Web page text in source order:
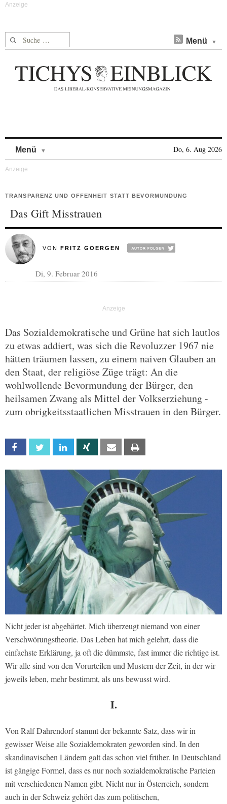
Suche nach: Menü
Menü Do, 6. Aug 2026
TRANSPARENZ UND OFFENHEIT STATT BEVORMUNDUNG
Das Gift Misstrauen
VON FRITZ GOERGEN
Di, 9. Februar 2016
Das Sozialdemokratische und Grüne hat sich lautlos
zu etwas addiert, was sich die Revoluzzer 1967 nie
hätten träumen lassen, zu einem naiven Glauben an
den Staat, der religiöse Züge trägt: An die
wohlwollende Bevormundung der Bürger, den
heilsamen Zwang als Mittel der Volkserziehung -
zum obrigkeitsstaatlichen Misstrauen in den Bürger.
Facebook Twitter Linkedin Xing Email
Nicht jeder ist abgehärtet. Mich überzeugt niemand von einer
Verschwörungstheorie. Das Leben hat mich gelehrt, dass die
einfachste Erklärung, ja oft die dümmste, fast immer die richtige ist.
Wir alle sind von den Vorurteilen und Mustern der Zeit, in der wir
jeweils leben, mehr bestimmt, als uns bewusst wird.
I.
Von Ralf Dahrendorf stammt der bekannte Satz, dass wir in
gewisser Weise alle Sozialdemokraten geworden sind. In den
skandinavischen Ländern galt das schon viel früher. In Deutschland
ist gängige Formel, dass es nur noch sozialdemokratische Parteien
mit verschiedenen Namen gibt. Nicht nur in Österreich, sondern
auch in der Schweiz gehört das zum politischen,